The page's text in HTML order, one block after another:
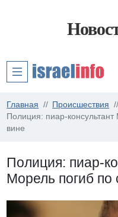
Главная
Происшествия
Полиция: пиар-
вине
Полиция: пиар-
Морель погиб по